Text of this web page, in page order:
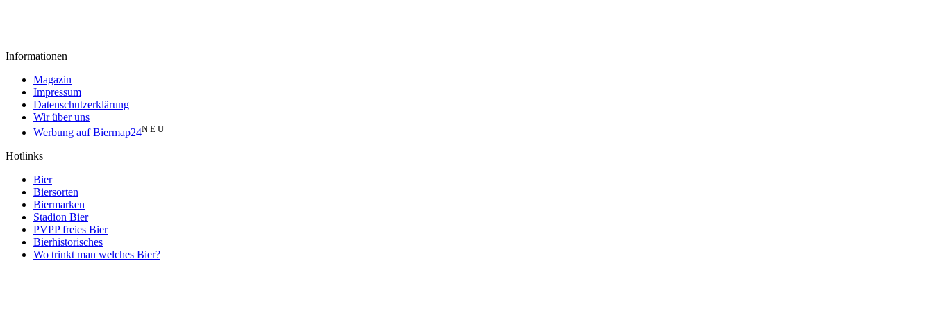
Informationen
Magazin
Impressum
Datenschutzerklärung
Wir über uns
Werbung auf Biermap24N E U
Hotlinks
Bier
Biersorten
Biermarken
Stadion Bier
PVPP freies Bier
Bierhistorisches
Wo trinkt man welches Bier?